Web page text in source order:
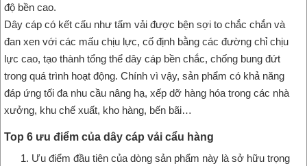
độ bền cao.
Dây cáp có kết cấu như tấm vải được bện sợi to chắc chắn và
đan xen với các mấu chịu lực, cố định bằng các đường chỉ chịu
lực cao, tạo thành tổng thể dây cáp bền chắc, chống bung đứt
trong quá trình hoạt động. Chính vì vậy, sản phẩm có khả năng
đáp ứng tối đa nhu cầu nâng hạ, xếp dỡ hàng hóa trong các nhà
xưởng, khu chế xuất, kho hàng, bến bãi…
Top 6 ưu điểm của dây cáp vải cẩu hàng
Ưu điểm đầu tiên của dòng sản phẩm này là sở hữu trọng